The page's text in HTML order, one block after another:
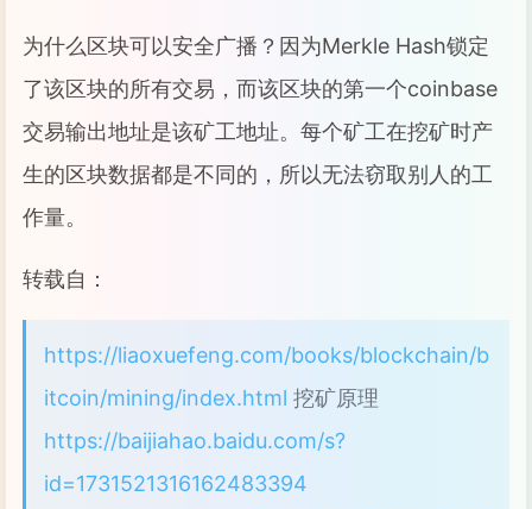
为什么区块可以安全广播？因为Merkle Hash锁定
了该区块的所有交易，而该区块的第一个coinbase
交易输出地址是该矿工地址。每个矿工在挖矿时产
生的区块数据都是不同的，所以无法窃取别人的工
作量。
转载自：
https://liaoxuefeng.com/books/blockchain/b
itcoin/mining/index.html 挖矿原理
https://baijiahao.baidu.com/s?
id=1731521316162483394